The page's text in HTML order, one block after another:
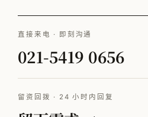
直接来电 · 即刻沟通
021-5419 0656
留资回拨 · 24 小时内回复